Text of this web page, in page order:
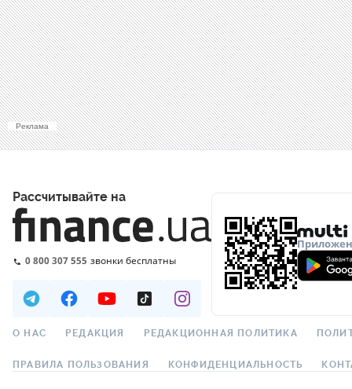
Реклама
Рассчитывайте на
0 800 307 555 звонки бесплатны
О НАС РЕДАКЦИЯ РЕДАКЦИОННАЯ ПОЛИТИКА
ПРАВИЛА ПОЛЬЗОВАНИЯ КОНФИДЕНЦИАЛЬНОСТЬ